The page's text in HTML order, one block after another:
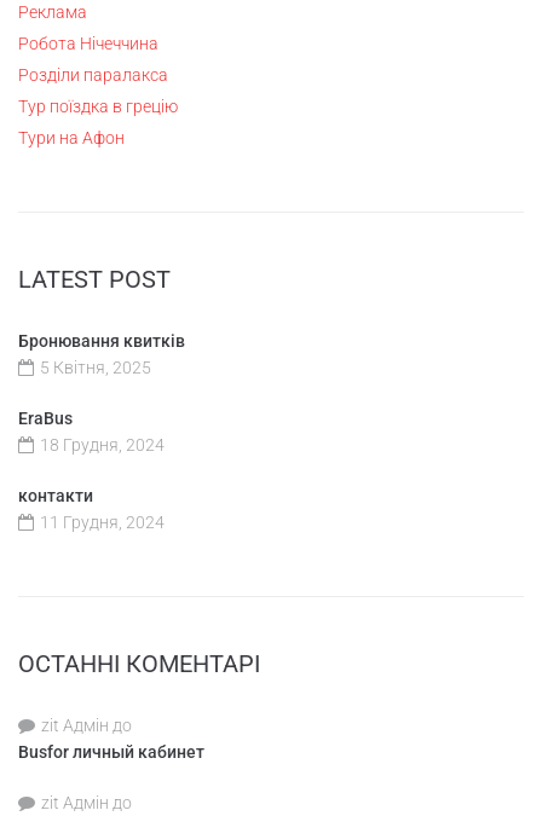
Реклама
Робота Нічеччина
Розділи паралакса
Тур поїздка в грецію
Тури на Афон
LATEST POST
Бронювання квитків
5 Квітня, 2025
EraBus
18 Грудня, 2024
контакти
11 Грудня, 2024
ОСТАННІ КОМЕНТАРІ
zit Адмін до
Busfor личный кабинет
zit Адмін до